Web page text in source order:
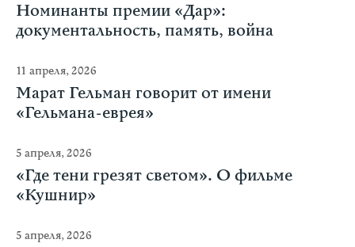
Номинанты премии «Дар»:
документальность, память, война
11 апреля, 2026
Марат Гельман говорит от имени
«Гельмана-еврея»
5 апреля, 2026
«Где тени грезят светом». О фильме
«Кушнир»
5 апреля, 2026